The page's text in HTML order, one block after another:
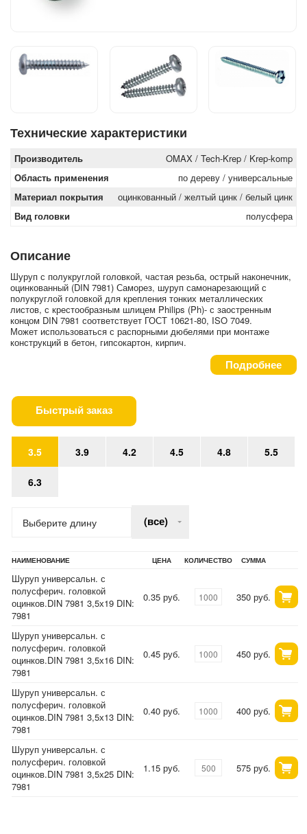
Технические характеристики
Производитель
OMAX / Tech-Krep / Krep-komp
Область применения
по дереву / универсальные
Материал покрытия
оцинкованный / желтый цинк / белый цинк
Вид головки
полусфера
Описание
Шуруп с полукруглой головкой, частая резьба, острый наконечник,
оцинкованный (DIN 7981) Саморез, шуруп самонарезающий с
полукруглой головкой для крепления тонких металлических
листов, с крестообразным шлицем Philips (Ph)- с заостренным
концом DIN 7981 соответствует ГОСТ 10621-80, ISO 7049.
Может использоваться с распорными дюбелями при монтаже
конструкций в бетон, гипсокартон, кирпич.
Подробнее
Быстрый заказ
3.5 3.9 4.2 4.5 4.8 5.5
6.3
Выберите длину (все)
НАИМЕНОВАНИЕ ЦЕНА КОЛИЧЕСТВО СУММА
Шуруп универсальн. с
полусферич. головкой
оцинков.DIN 7981 3,5х19 DIN:
7981
0.35 руб. 350 руб.
Шуруп универсальн. с
полусферич. головкой
оцинков.DIN 7981 3,5х16 DIN:
7981
0.45 руб. 450 руб.
Шуруп универсальн. с
полусферич. головкой
оцинков.DIN 7981 3,5х13 DIN:
7981
0.40 руб. 400 руб.
Шуруп универсальн. с
полусферич. головкой
оцинков.DIN 7981 3,5х25 DIN:
7981
1.15 руб. 575 руб.